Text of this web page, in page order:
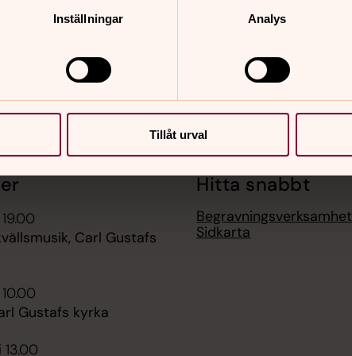
Inställningar Analys
Tillåt urval
Carl Gustafs
Gustafs kyrka
13.00
Hitta snabbt
Begravningsverksamhet
Sidkarta